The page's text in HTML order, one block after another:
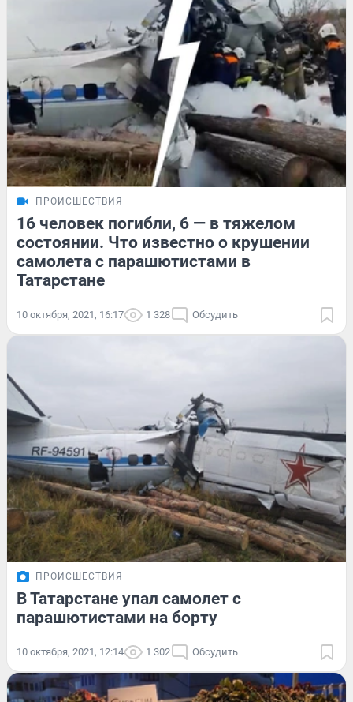
ПРОИСШЕСТВИЯ
16 человек погибли, 6 — в тяжелом
состоянии. Что известно о крушении
самолета с парашютистами в
Татарстане
10 октября, 2021, 16:17 1 328 Обсудить
ПРОИСШЕСТВИЯ
В Татарстане упал самолет с
парашютистами на борту
10 октября, 2021, 12:14 1 302 Обсудить